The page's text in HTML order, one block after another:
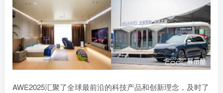
AWE2025汇聚了全球最前沿的科技产品和创新理念，及时了